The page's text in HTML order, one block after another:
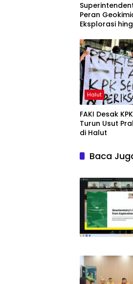
Peran
Eksplorasi
UNG
Halut
FAKI Desak
Turun Usut
di Halut
Baca